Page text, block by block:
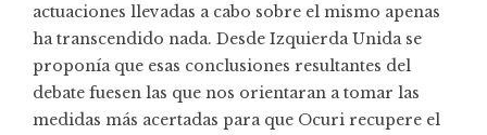
actuaciones llevadas a cabo sobre el mismo apenas
ha transcendido nada. Desde Izquierda Unida se
proponía que esas conclusiones resultantes del
debate fuesen las que nos orientaran a tomar las
medidas más acertadas para que Ocuri recupere el